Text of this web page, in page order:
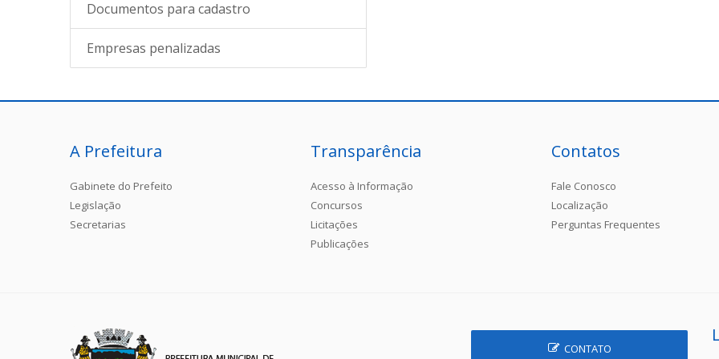
Documentos para cadastro
Empresas penalizadas
A Prefeitura
Gabinete do Prefeito
Legislação
Secretarias
Transparência
Acesso à Informação
Concursos
Licitações
Publicações
Contatos
Fale Conosco
Localização
Perguntas Frequentes
CONTATO